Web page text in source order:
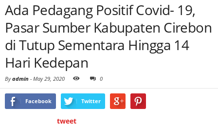
Ada Pedagang Positif Covid- 19,
Pasar Sumber Kabupaten Cirebon
di Tutup Sementara Hingga 14
Hari Kedepan
Byadmin - May 29, 2020 0
Facebook Twitter
tweet